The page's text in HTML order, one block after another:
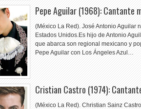
Pepe Aguilar (1968): Cantante
(México La Red). José Antonio Aguilar
Estados Unidos.Es hijo de Antonio
que abarca son regional mexicano y
Pepe Aguilar con Los Ángeles Azul…
Cristian Castro (1974):
(México La Red). Christian Sainz